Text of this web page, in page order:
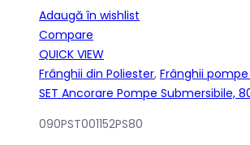
Adaugă în wishlist
Compare
QUICK VIEW
Frânghii din Poliester, Frânghii
SET Ancorare Pompe Submersibile,
090PST001152PS80